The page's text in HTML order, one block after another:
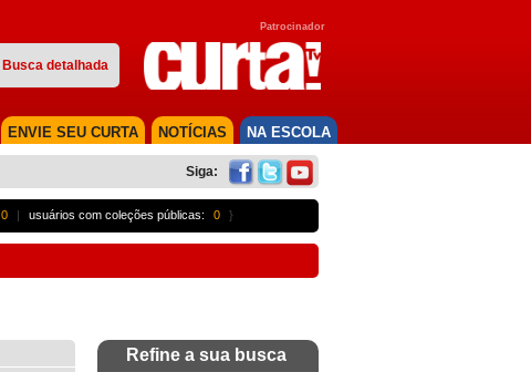
Busca detalhada
Patrocinador
NA ESCOLA
NOTÍCIAS
ENVIE SEU CURTA
Siga:
0 | usuários com coleções públicas: 0 }
Refine a sua busca